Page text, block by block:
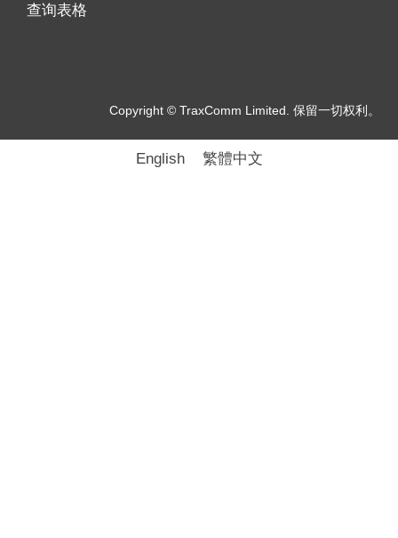
查询表格
Copyright © TraxComm Limited. 保留一切权利。
English 繁體中文